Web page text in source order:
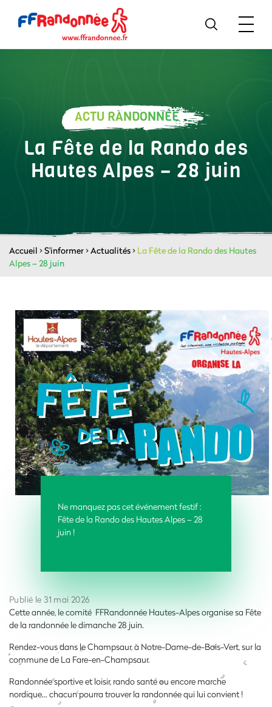
ACTU RANDONNÉE
La Fête de la Rando des
Hautes Alpes – 28 juin
Accueil >S'informer>Actualités> La Fête de la Rando des Hautes
Alpes – 28 juin
Ne manquez pas cet événement festif :
Fête de la Rando des Hautes Alpes – 28
juin !
Publié le 31 mai 2026
Cette année, le comité FFRandonnée Hautes-Alpes organise sa Fête
de la randonnée le dimanche 28 juin.
Rendez-vous dans le Champsaur, à Notre-Dame-de-Bois-Vert, sur la
commune de La Fare-en-Champsaur.
Randonnée sportive et loisir, rando santé ou encore marche
nordique… chacun pourra trouver la randonnée qui lui convient !